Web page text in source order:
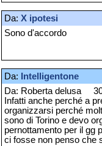
Da: X ipotesi
Sono d'accordo
Da: Intelligentone
Da: Roberta delusa
Infatti anche perché a
organizzarsi perché
sono di Torino e devo
pernottamento per il gg
ci fosse non penso che